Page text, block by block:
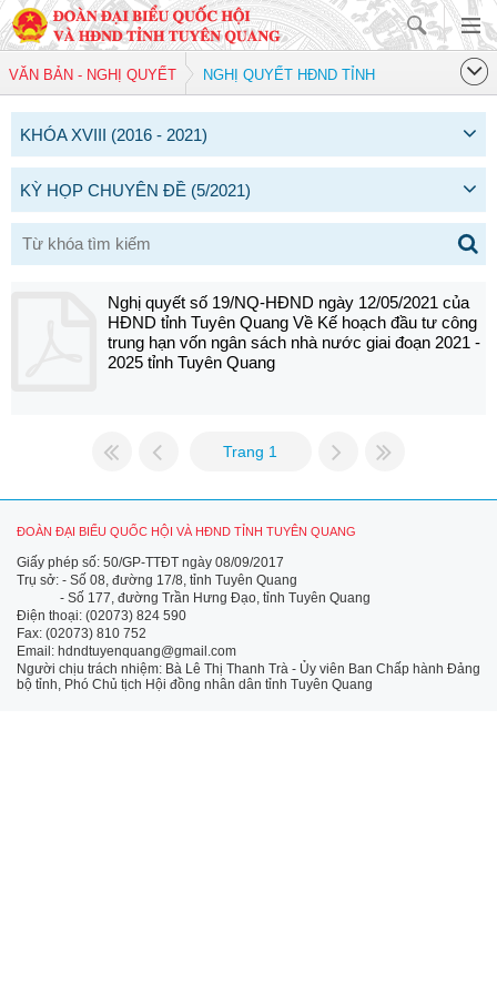
VĂN BẢN - NGHỊ QUYẾT NGHỊ QUYẾT HĐND TỈNH
KHÓA XVIII (2016 - 2021)
KỲ HỌP CHUYÊN ĐỀ (5/2021)
Nghị quyết số 19/NQ-HĐND ngày 12/05/2021 của
HĐND tỉnh Tuyên Quang Về Kế hoạch đầu tư công
trung hạn vốn ngân sách nhà nước giai đoạn 2021 -
2025 tỉnh Tuyên Quang
Trang 1
ĐOÀN ĐẠI BIỂU QUỐC HỘI VÀ HĐND TỈNH TUYÊN QUANG
Giấy phép số: 50/GP-TTĐT ngày 08/09/2017
Trụ sở: - Số 08, đường 17/8, tỉnh Tuyên Quang
- Số 177, đường Trần Hưng Đạo, tỉnh Tuyên Quang
Điện thoại: (02073) 824 590
Fax: (02073) 810 752
Email: hdndtuyenquang@gmail.com
Người chịu trách nhiệm: Bà Lê Thị Thanh Trà - Ủy viên Ban Chấp hành Đảng
bộ tỉnh, Phó Chủ tịch Hội đồng nhân dân tỉnh Tuyên Quang